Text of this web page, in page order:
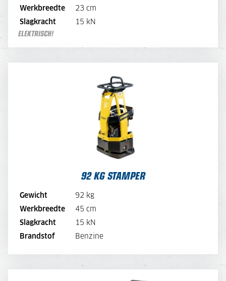
Werkbreedte
23 cm
Slagkracht
15 kN
ELEKTRISCH!
92 KG STAMPER
Gewicht
92 kg
Werkbreedte
45 cm
Slagkracht
15 kN
Brandstof
Benzine
92 KG STAMPER
35,-
28,-
21,-
BEKIJK MACHINE